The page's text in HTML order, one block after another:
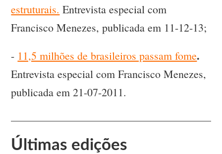
estruturais. Entrevista especial com
Francisco Menezes, publicada em 11-12-13;
- 11,5 milhões de brasileiros passam fome.
Entrevista especial com Francisco Menezes,
publicada em 21-07-2011.
Últimas edições